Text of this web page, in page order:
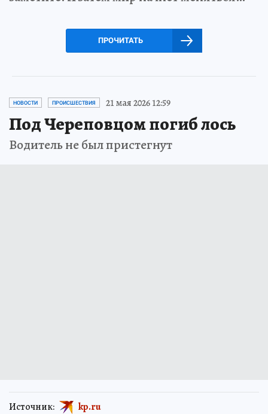
ПРОЧИТАТЬ
НОВОСТИ ПРОИСШЕСТВИЯ 21 мая 2026 12:59
Под Череповцом погиб лось
Водитель не был пристегнут
Источник: kp.ru